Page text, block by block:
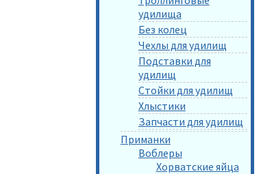
удилища
Без колец
Чехлы для удилищ
Подставки для
удилищ
Стойки для удилищ
Хлыстики
Запчасти для удилищ
Приманки
Воблеры
Хорватские яйца